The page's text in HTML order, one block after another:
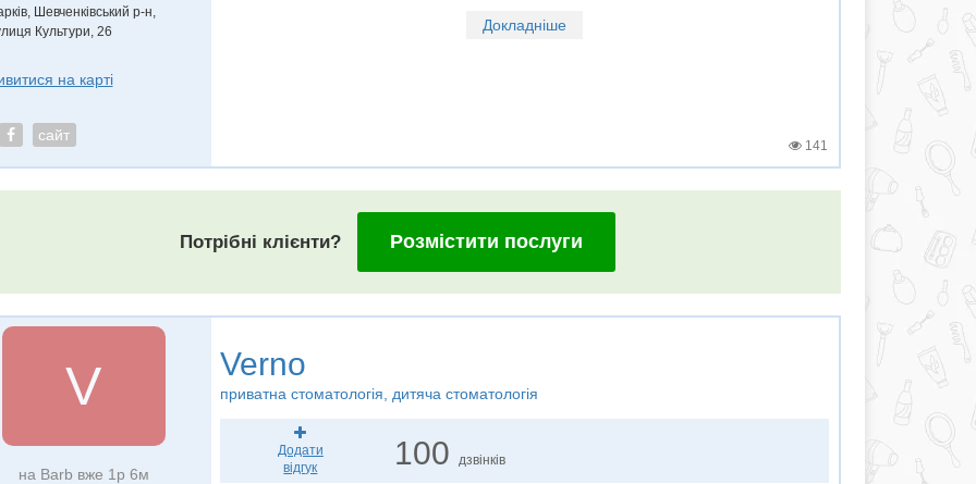
Шевченківський р-н,
Культури, 26
на карті
сайт
Докладніше
141
Потрібні клієнти? Розмістити послуги
V
на Barb вже 1р 6м
Verno
приватна стоматологія, дитяча стоматологія
Додати
відгук
100 дзвінків